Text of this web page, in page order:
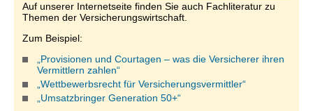
Auf unserer Internetseite finden Sie auch Fachliteratur zu
Themen der Versicherungswirtschaft.
Zum Beispiel:
„Provisionen und Courtagen – was die Versicherer ihren
Vermittlern zahlen“
„Wettbewerbsrecht für Versicherungsvermittler“
„Umsatzbringer Generation 50+“